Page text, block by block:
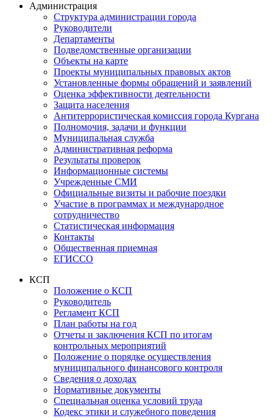
Администрация
Структура администрации города
Руководители
Департаменты
Подведомственные организации
Объекты на карте
Проекты муниципальных правовых актов
Установленные формы обращений и заявлений
Оценка эффективности деятельности
Защита населения
Антитеррористическая комиссия города Кургана
Полномочия, задачи и функции
Муниципальная служба
Административная реформа
Результаты проверок
Информационные системы
Учрежденные СМИ
Официальные визиты и рабочие поездки
Участие в программах и международное
сотрудничество
Статистическая информация
Контакты
Общественная приемная
ЕГИССО
КСП
Положение о КСП
Руководитель
Регламент КСП
План работы на год
Отчеты и заключения КСП по итогам
контрольных мероприятий
Положение о порядке осуществления
муниципального финансового контроля
Сведения о доходах
Нормативные документы
Специальная оценка условий труда
Кодекс этики и служебного поведения